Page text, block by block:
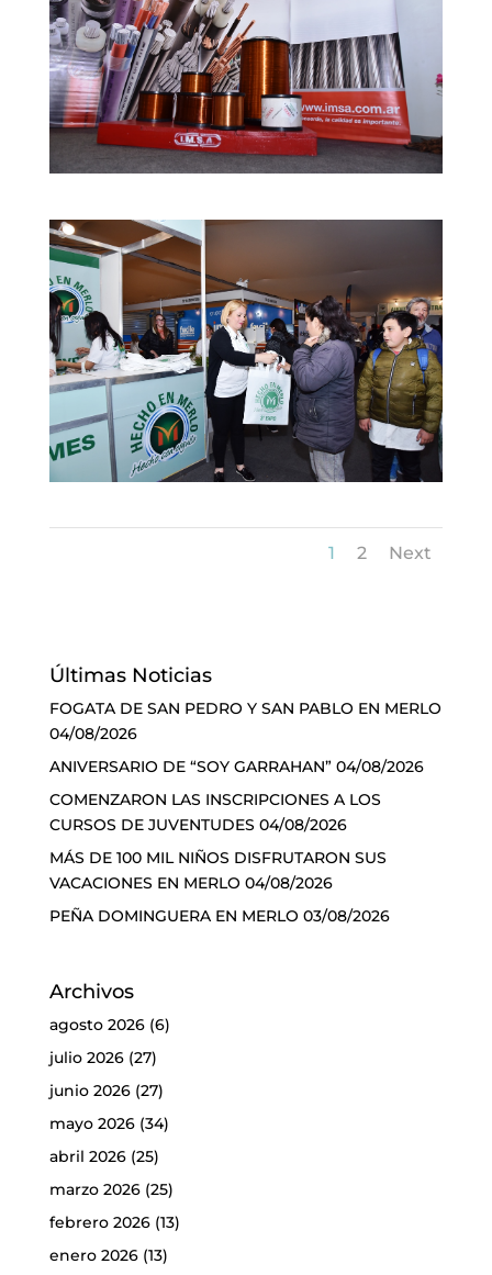
1 2 Next
Últimas Noticias
FOGATA DE SAN PEDRO Y SAN PABLO EN MERLO
04/08/2026
ANIVERSARIO DE “SOY GARRAHAN” 04/08/2026
COMENZARON LAS INSCRIPCIONES A LOS
CURSOS DE JUVENTUDES 04/08/2026
MÁS DE 100 MIL NIÑOS DISFRUTARON SUS
VACACIONES EN MERLO 04/08/2026
PEÑA DOMINGUERA EN MERLO 03/08/2026
Archivos
agosto 2026(6)
julio 2026(27)
junio 2026(27)
mayo 2026(34)
abril 2026(25)
marzo 2026(25)
febrero 2026(13)
enero 2026(13)